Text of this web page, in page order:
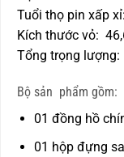
Tuổi thọ pin xấp
Kích thước vỏ:
Tổng trọng lượng:
Bộ sản phẩm gồm:
01 đồng hồ
01 hộp đựng